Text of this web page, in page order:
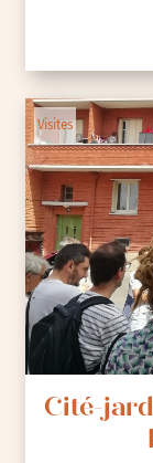
Visites
Cité-